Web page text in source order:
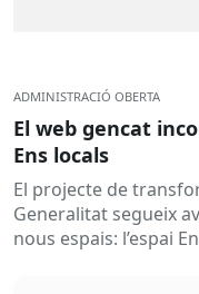
ADMINISTRACIÓ OBERTA
El web gencat
Ens locals
El projecte de
Generalitat segueix
nous espais: l’espai